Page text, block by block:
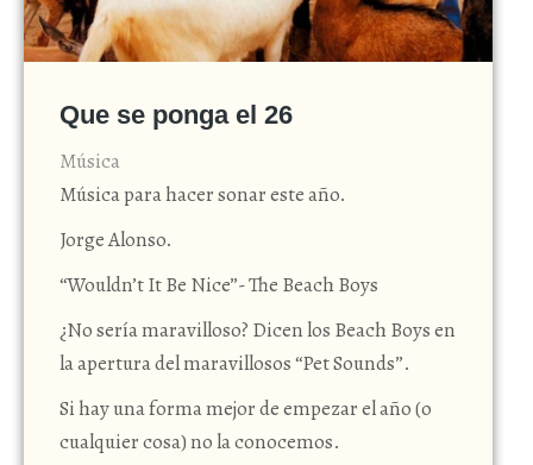
Que se ponga el 26
Música
Música para hacer sonar este año.
Jorge Alonso.
“Wouldn’t It Be Nice”- The Beach Boys
¿No sería maravilloso? Dicen los Beach Boys en
la apertura del maravillosos “Pet Sounds”.
Si hay una forma mejor de empezar el año (o
cualquier cosa) no la conocemos.